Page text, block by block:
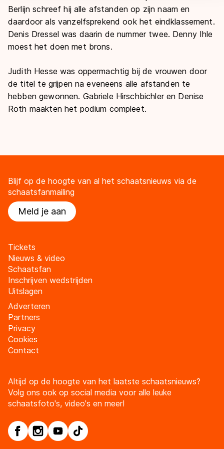
Berlijn schreef hij alle afstanden op zijn naam en
daardoor als vanzelfsprekend ook het eindklassement.
Denis Dressel was daarin de nummer twee. Denny Ihle
moest het doen met brons.
Judith Hesse was oppermachtig bij de vrouwen door
de titel te grijpen na eveneens alle afstanden te
hebben gewonnen. Gabriele Hirschbichler en Denise
Roth maakten het podium compleet.
Blijf op de hoogte van al het schaatsnieuws via de
schaatsfanmailing
Meld je aan
Tickets
Nieuws & video
Schaatsfan
Inschrijven wedstrijden
Uitslagen
Adverteren
Partners
Privacy
Cookies
Contact
Altijd op de hoogte van het laatste schaatsnieuws?
Volg ons ook op social media voor alle leuke
schaatsfoto's, video's en meer!